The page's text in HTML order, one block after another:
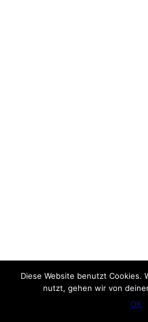
Diese Website benutzt Cookies.
nutzt, gehen wir von
OK